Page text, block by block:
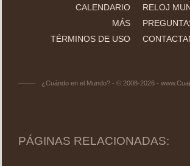
CALENDARIO
RELOJ
MÁS
TÉRMINOS DE USO
¿Cuándo en el Mundo? - © 2008-2026 -
PÁGINAS RELACIONADAS: